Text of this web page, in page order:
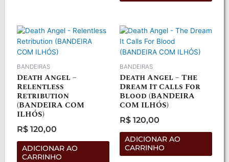
BANDEIRAS
Death Angel –
Relentless
Retribution
(BANDEIRA COM
ILHÓS)
Avaliação
0
R$ 120,00
ADICIONAR AO
CARRINHO
BANDEIRAS
Death Angel – The
Dream It Calls For
Blood (BANDEIRA
COM ILHÓS)
Avaliação
0
R$ 120,00
ADICIONAR AO
CARRINHO